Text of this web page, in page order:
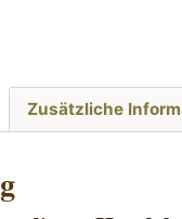
Zusätzliche